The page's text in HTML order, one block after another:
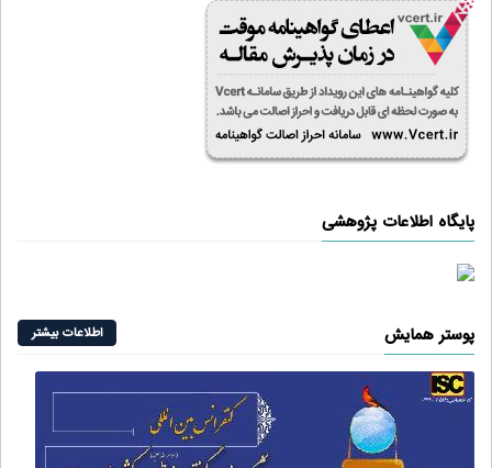
پایگاه اطلاعات پژوهشی
پوستر همایش اطلاعات بیشتر